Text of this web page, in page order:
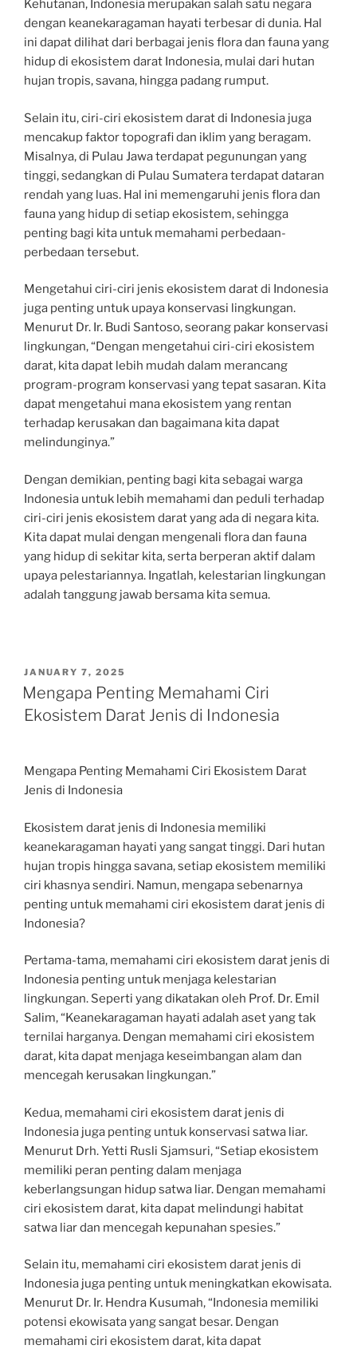
Kehutanan, Indonesia merupakan salah satu negara
dengan keanekaragaman hayati terbesar di dunia. Hal
ini dapat dilihat dari berbagai jenis flora dan fauna yang
hidup di ekosistem darat Indonesia, mulai dari hutan
hujan tropis, savana, hingga padang rumput.
Selain itu, ciri-ciri ekosistem darat di Indonesia juga
mencakup faktor topografi dan iklim yang beragam.
Misalnya, di Pulau Jawa terdapat pegunungan yang
tinggi, sedangkan di Pulau Sumatera terdapat dataran
rendah yang luas. Hal ini memengaruhi jenis flora dan
fauna yang hidup di setiap ekosistem, sehingga
penting bagi kita untuk memahami perbedaan-
perbedaan tersebut.
Mengetahui ciri-ciri jenis ekosistem darat di Indonesia
juga penting untuk upaya konservasi lingkungan.
Menurut Dr. Ir. Budi Santoso, seorang pakar konservasi
lingkungan, “Dengan mengetahui ciri-ciri ekosistem
darat, kita dapat lebih mudah dalam merancang
program-program konservasi yang tepat sasaran. Kita
dapat mengetahui mana ekosistem yang rentan
terhadap kerusakan dan bagaimana kita dapat
melindunginya.”
Dengan demikian, penting bagi kita sebagai warga
Indonesia untuk lebih memahami dan peduli terhadap
ciri-ciri jenis ekosistem darat yang ada di negara kita.
Kita dapat mulai dengan mengenali flora dan fauna
yang hidup di sekitar kita, serta berperan aktif dalam
upaya pelestariannya. Ingatlah, kelestarian lingkungan
adalah tanggung jawab bersama kita semua.
POSTED
ON
JANUARY 7, 2025
Mengapa Penting Memahami Ciri
Ekosistem Darat Jenis di Indonesia
Mengapa Penting Memahami Ciri Ekosistem Darat
Jenis di Indonesia
Ekosistem darat jenis di Indonesia memiliki
keanekaragaman hayati yang sangat tinggi. Dari hutan
hujan tropis hingga savana, setiap ekosistem memiliki
ciri khasnya sendiri. Namun, mengapa sebenarnya
penting untuk memahami ciri ekosistem darat jenis di
Indonesia?
Pertama-tama, memahami ciri ekosistem darat jenis di
Indonesia penting untuk menjaga kelestarian
lingkungan. Seperti yang dikatakan oleh Prof. Dr. Emil
Salim, “Keanekaragaman hayati adalah aset yang tak
ternilai harganya. Dengan memahami ciri ekosistem
darat, kita dapat menjaga keseimbangan alam dan
mencegah kerusakan lingkungan.”
Kedua, memahami ciri ekosistem darat jenis di
Indonesia juga penting untuk konservasi satwa liar.
Menurut Drh. Yetti Rusli Sjamsuri, “Setiap ekosistem
memiliki peran penting dalam menjaga
keberlangsungan hidup satwa liar. Dengan memahami
ciri ekosistem darat, kita dapat melindungi habitat
satwa liar dan mencegah kepunahan spesies.”
Selain itu, memahami ciri ekosistem darat jenis di
Indonesia juga penting untuk meningkatkan ekowisata.
Menurut Dr. Ir. Hendra Kusumah, “Indonesia memiliki
potensi ekowisata yang sangat besar. Dengan
memahami ciri ekosistem darat, kita dapat